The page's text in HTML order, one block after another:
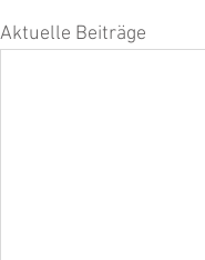
Aktuelle Beiträge